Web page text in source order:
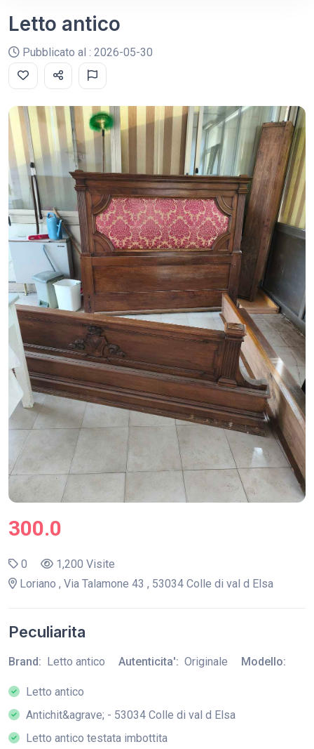
Letto antico
Pubblicato al : 2026-05-30
300.0
0
1,200 Visite
Loriano , Via Talamone 43 , 53034 Colle di val d Elsa
Peculiarita
Brand: Letto antico Autenticita': Originale Modello:
Letto antico
Antichit&agrave; - 53034 Colle di val d Elsa
Letto antico testata imbottita